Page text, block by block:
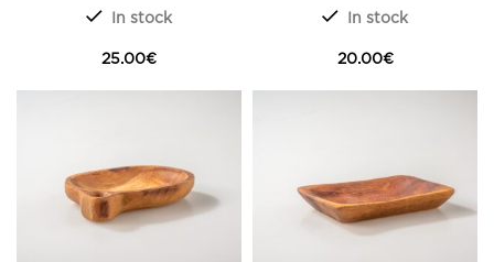
In stock
25.00€
In stock
20.00€